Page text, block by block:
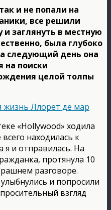
и не попали на
все решили
и заглянуть в местную
была глубоко
следующий день она
на поиски
целой толпы
жизнь Ллорет де мар
«Hollywood» ходила
находилась к
и отправилась. На
протянула 10
разговоре.
и попросили
взгляд